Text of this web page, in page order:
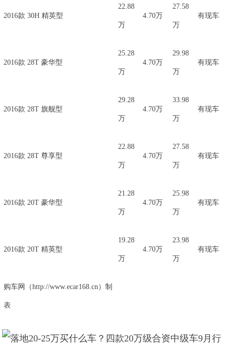
2016款 30H 精英型
22.88
万
4.70万
27.58
万
有现车
2016款 28T 豪华型
25.28
万
4.70万
29.98
万
有现车
2016款 28T 旗舰型
29.28
万
4.70万
33.98
万
有现车
2016款 28T 尊享型
22.88
万
4.70万
27.58
万
有现车
2016款 20T 豪华型
21.28
万
4.70万
25.98
万
有现车
2016款 20T 精英型
19.28
万
4.70万
23.98
万
有现车
购车网（http://www.ecar168.cn）制
表